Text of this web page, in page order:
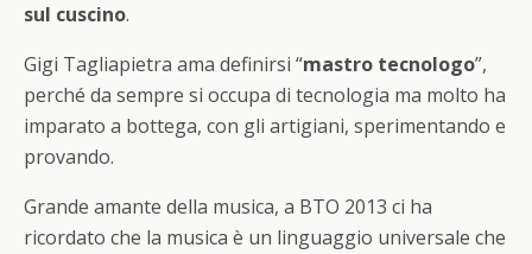
sul cuscino.
Gigi Tagliapietra ama definirsi “mastro tecnologo”,
perché da sempre si occupa di tecnologia ma molto ha
imparato a bottega, con gli artigiani, sperimentando e
provando.
Grande amante della musica, a BTO 2013 ci ha
ricordato che la musica è un linguaggio universale che